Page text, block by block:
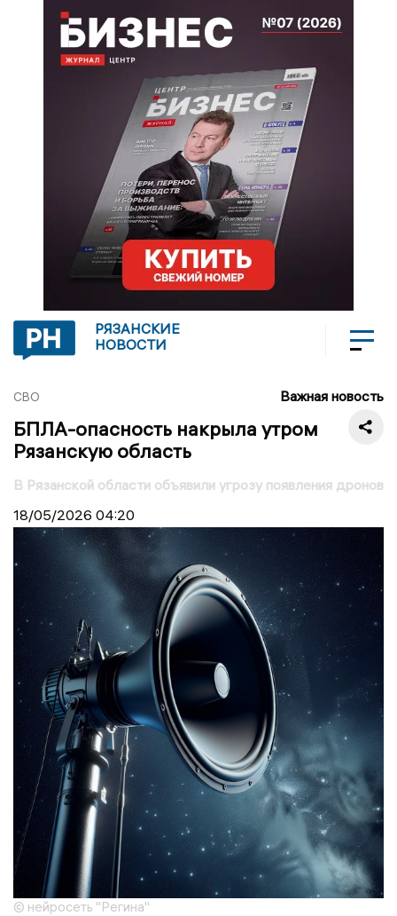
РЯЗАНСКИЕ
НОВОСТИ
СВО Важная новость
БПЛА-опасность накрыла утром
Рязанскую область
В Рязанской области объявили угрозу появления дронов
18/05/2026 04:20
© нейросеть "Регина"